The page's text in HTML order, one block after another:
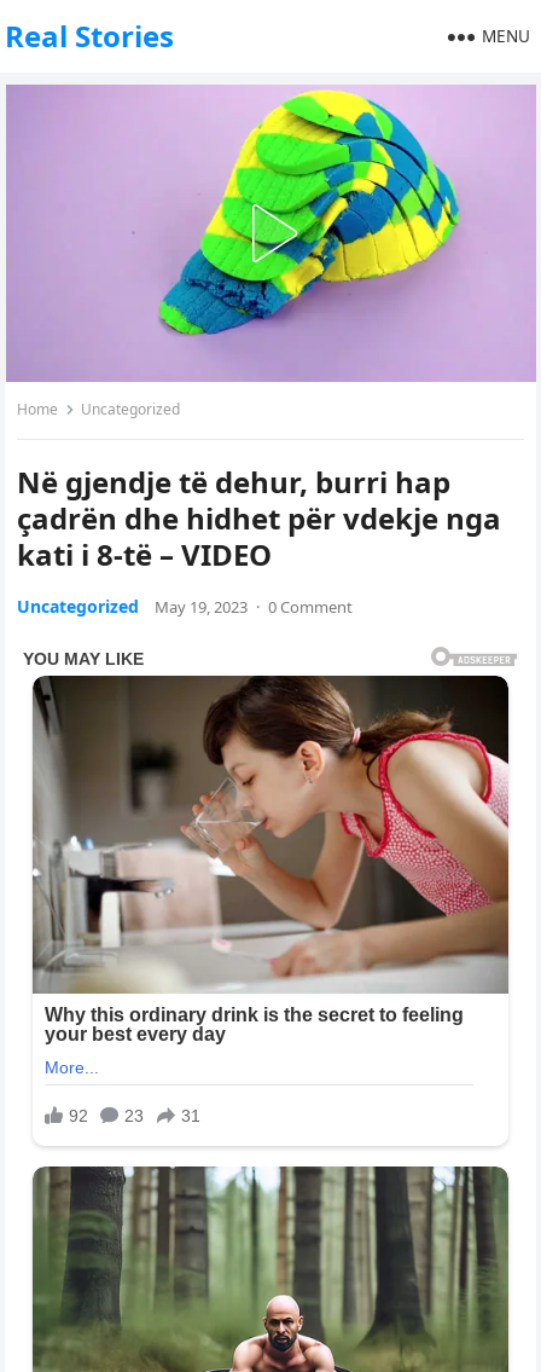
Real Stories MENU
Home Uncategorized
Në gjendje të dehur, burri hap
çadrën dhe hidhet për vdekje nga
kati i 8-të – VIDEO
Uncategorized May 19, 2023 · 0 Comment